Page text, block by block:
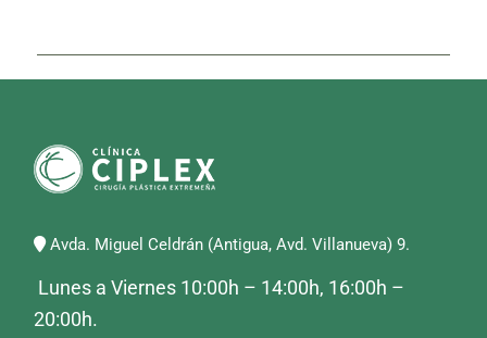
Avda. Miguel Celdrán (Antigua, Avd. Villanueva) 9.
Lunes a Viernes 10:00h – 14:00h, 16:00h –
20:00h.